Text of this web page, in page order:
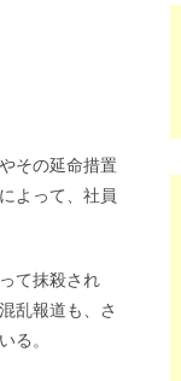
その延命措置
よって、社員
て抹殺され
乱報道も、さ
る。